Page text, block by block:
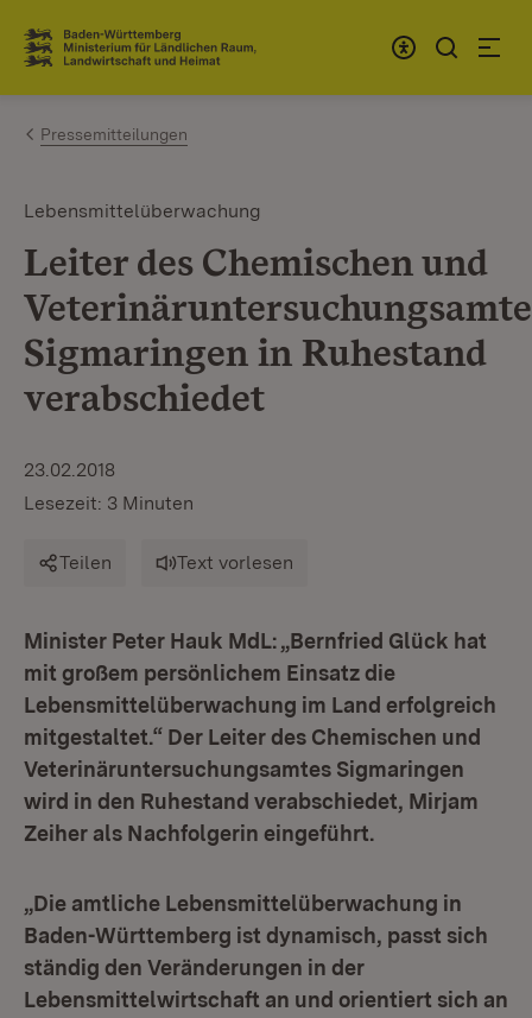
Zum Inhalt springen
Link zur Startseite
Pressemitteilungen
Lebensmittelüberwachung
Leiter des Chemischen und
Sigmaringen in Ruhestand
verabschiedet
23.02.2018
Lesezeit: 3 Minuten
Teilen Text vorlesen
Minister Peter Hauk MdL: „Bernfried Glück hat
mit großem persönlichem Einsatz die
Lebensmittelüberwachung im Land erfolgreich
mitgestaltet.“ Der Leiter des Chemischen und
Veterinäruntersuchungsamtes Sigmaringen
wird in den Ruhestand verabschiedet, Mirjam
Zeiher als Nachfolgerin eingeführt.
„Die amtliche Lebensmittelüberwachung in
Baden-Württemberg ist dynamisch, passt sich
ständig den Veränderungen in der
Lebensmittelwirtschaft an und orientiert sich an